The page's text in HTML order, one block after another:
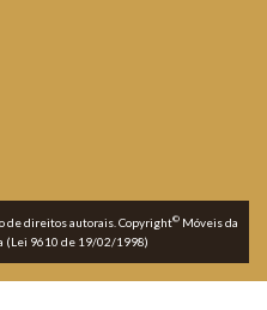
de direitos autorais. Copyright© Móveis da
(Lei 9610 de 19/02/1998)